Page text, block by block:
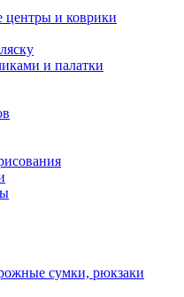
центры и коврики
и палатки
сумки, рюкзаки